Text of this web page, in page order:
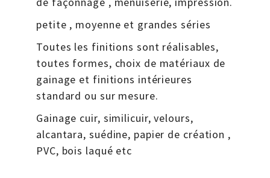
petite , moyenne et grandes séries
Toutes les finitions sont réalisables,
toutes formes, choix de matériaux de
gainage et finitions intérieures
standard ou sur mesure.
Gainage cuir, similicuir, velours,
alcantara, suédine, papier de création ,
PVC, bois laqué etc